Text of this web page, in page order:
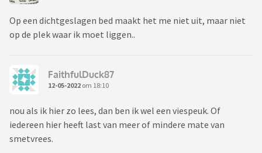
Op een dichtgeslagen bed maakt het me niet uit, maar niet
op de plek waar ik moet liggen..
FaithfulDuck87
12-05-2022 om 18:10
nou als ik hier zo lees, dan ben ik wel een viespeuk. Of
iedereen hier heeft last van meer of mindere mate van
smetvrees.